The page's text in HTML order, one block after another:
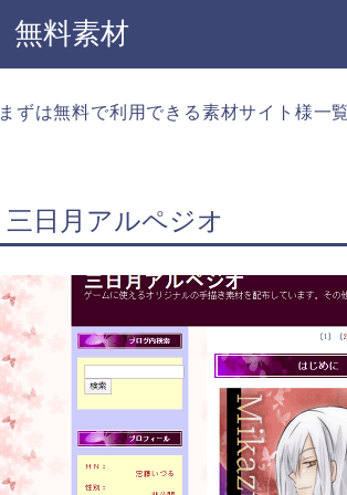
無料素材
まずは無料で利用できる素材サイト様一
三日月アルペジオ